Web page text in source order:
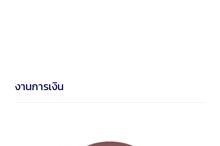
งานการเงิน